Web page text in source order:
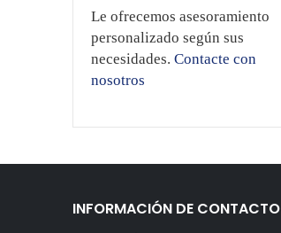
Le ofrecemos asesoramiento
personalizado según sus
necesidades. Contacte con
nosotros
INFORMACIÓN DE CONTACTO